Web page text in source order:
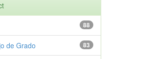
88
83
de Grado